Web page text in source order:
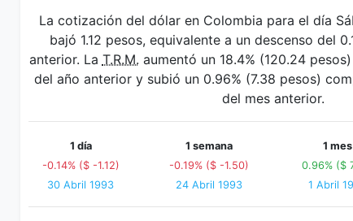
La cotización del dólar en Colombia para el día
bajó 1.12 pesos, equivalente a un descenso del
anterior. La T.R.M. aumentó un 18.4% (120.24
del año anterior y subió un 0.96% (7.38 pesos)
del mes anterior.
1 día
-0.14% ($ -1.12)
30 Abril 1993
1 semana
-0.19% ($ -1.50)
24 Abril 1993
1 mes
0.96% ($
1 Abril